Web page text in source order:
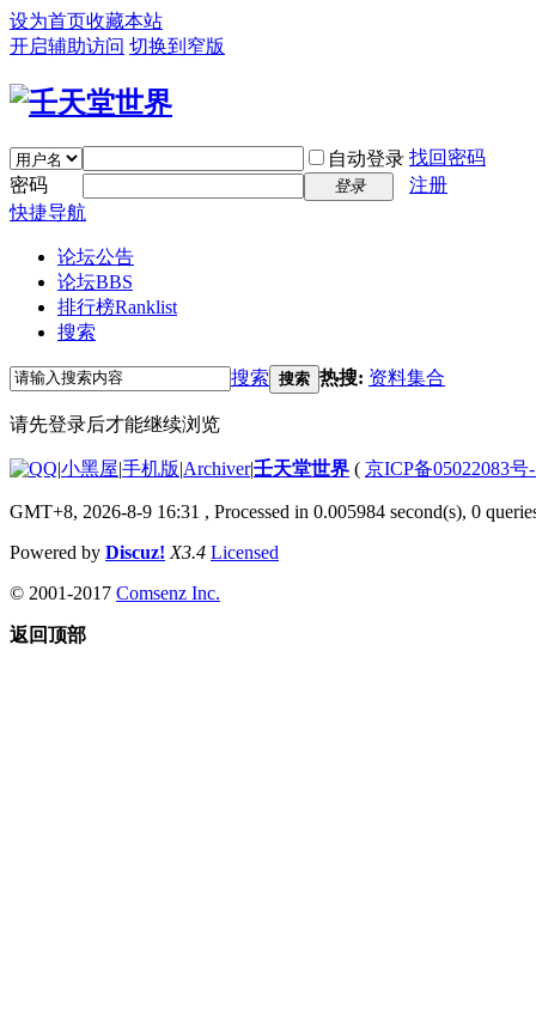
设为首页收藏本站
开启辅助访问 切换到窄版
自动登录 找回密码
密码
登录
注册
快捷导航
论坛公告
论坛BBS
排行榜Ranklist
搜索
搜索 搜索 热搜: 资料集合
请先登录后才能继续浏览
|小黑屋|手机版|Archiver|壬天堂世界 ( 京ICP备05022083号
GMT+8, 2026-8-9 16:31 , Processed in 0.005984 second(s), 0
Powered by Discuz! X3.4 Licensed
© 2001-2017 Comsenz Inc.
返回顶部